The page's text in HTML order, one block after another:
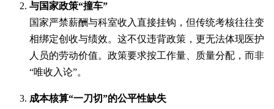
与国家政策“撞车”
国家严禁薪酬与科室收入直接挂钩，但传统考核往往变
相绑定创收与绩效。这不仅违背政策，更无法体现医护
人员的劳动价值。政策要求按工作量、质量分配，而非
“唯收入论”。
成本核算“一刀切”的公平性缺失